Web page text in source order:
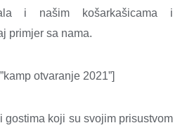
i našim košarkašicama i
primjer sa nama.
otvaranje 2021”]
gostima koji su svojim prisustvom